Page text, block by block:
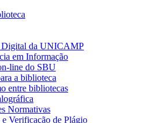
Digital da UNICAMP
em Informação
line do SBU
a biblioteca
entre bibliotecas
Normativas
e Verificação de Plágio